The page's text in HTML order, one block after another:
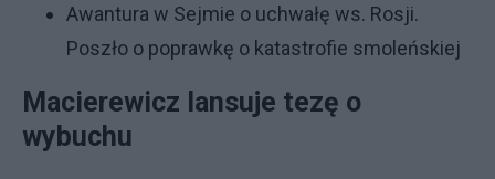
Awantura w Sejmie o uchwałę ws. Rosji.
Poszło o poprawkę o katastrofie smoleńskiej
Macierewicz lansuje tezę o
wybuchu